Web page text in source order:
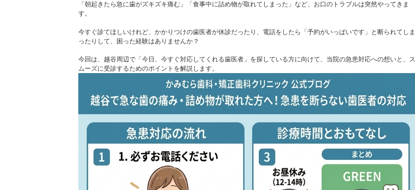
「朝起きたら急に歯がズキズキ痛む」「食事中に詰め物が取れてしまった」など、お口のトラブルは突然やってきま
す。
今すぐ診てほしいけれど、かかりつけの歯医者が休診だったり、電話をしたら「予約がいっぱいです」と断られてしま
ったりして、困った経験はありませんか？
今回は、越谷周辺で「今日、今すぐ対応してくれる歯医者」を探している方に向けて、当院の急患対応への想いと、ス
ムーズに受診するためのポイントを解説します。